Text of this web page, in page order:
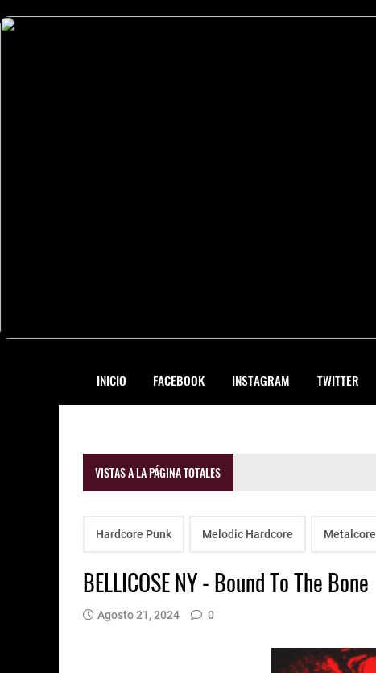
INICIO FACEBOOK INSTAGRAM TWITTER
VISTAS A LA PÁGINA TOTALES
Hardcore Punk Melodic Hardcore Metalcore
BELLICOSE NY - Bound To The Bone
Agosto 21, 2024 0